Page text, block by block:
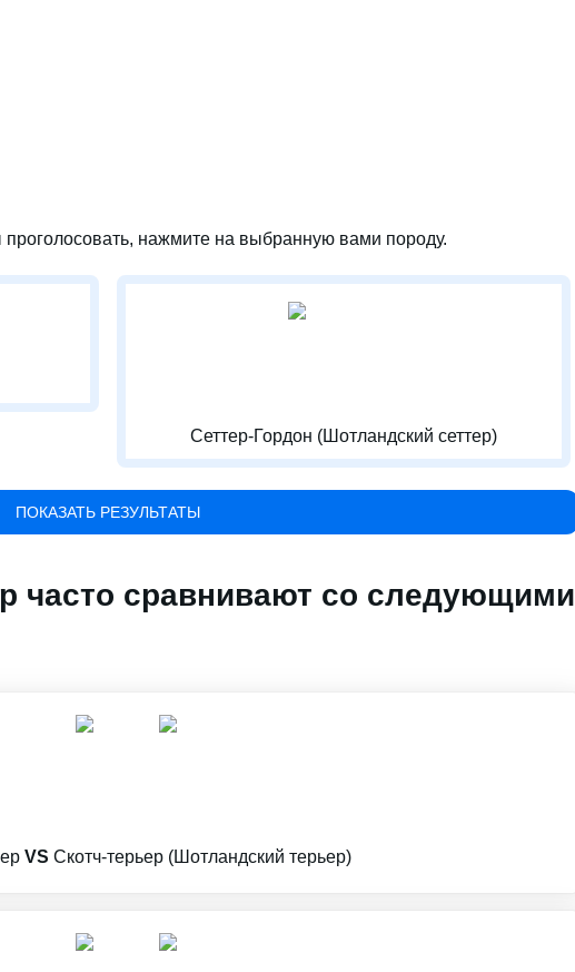
нажмите на выбранную вами породу.
Сеттер-Гордон (Шотландский сеттер)
ПОКАЗАТЬ РЕЗУЛЬТАТЫ
часто сравнивают со следующими
VS Скотч-терьер (Шотландский терьер)